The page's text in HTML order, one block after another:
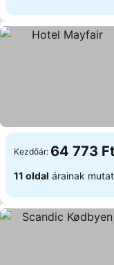
Kezdőár: 64 773 Ft
11 oldal árainak